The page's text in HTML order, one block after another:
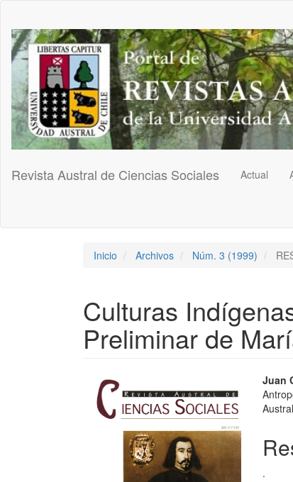
Contenido
principal
Barra
lateral
Revista Austral de Ciencias Sociales Actual
Inicio Archivos Núm. 3 (1999)
Culturas
Preliminar de
Barra
lateral
artículo
Juan
.